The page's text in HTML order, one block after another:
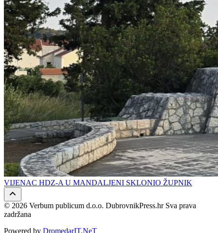
VIJENAC HDZ-A U MANDALJENI SKLONIO ŽUPNIK
© 2026 Verbum publicum d.o.o. DubrovnikPress.hr Sva prava
zadržana
Powered by DromedarIT.NeT